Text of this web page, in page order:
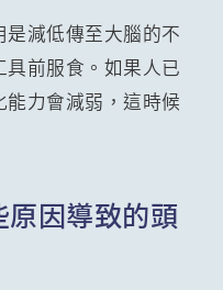
減低傳至大腦的不
前服食。如果人已
力會減弱，這時候
因導致的頭